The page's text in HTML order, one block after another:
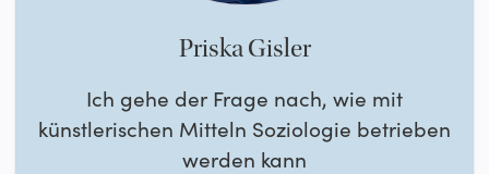
Priska Gisler
Ich gehe der Frage nach, wie mit
künstlerischen Mitteln Soziologie betrieben
werden kann